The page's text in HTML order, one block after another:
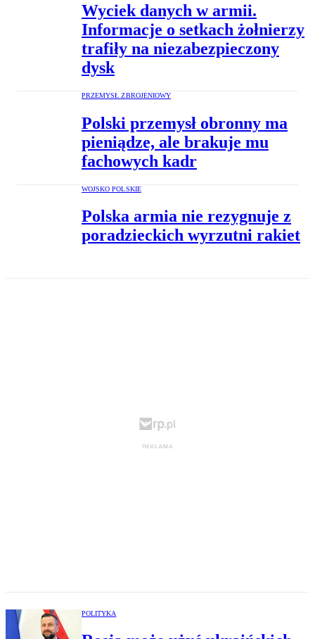
Wyciek danych w armii.
Informacje o setkach żołnierzy
trafiły na niezabezpieczony
dysk
PRZEMYSŁ ZBROJENIOWY
Polski przemysł obronny ma
pieniądze, ale brakuje mu
fachowych kadr
WOJSKO POLSKIE
Polska armia nie rezygnuje z
poradzieckich wyrzutni rakiet
POLITYKA